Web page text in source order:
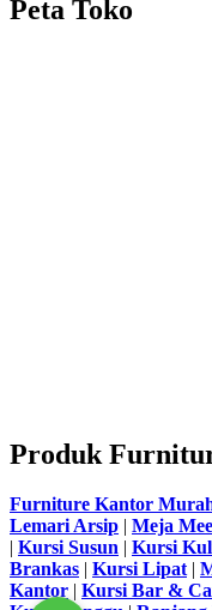
Peta Toko
Produk
Furniture Kantor
Lemari Arsip
Meja
Kursi Susun Kursi
Brankas
Kursi Lipat|
Kantor
Kursi Bar &